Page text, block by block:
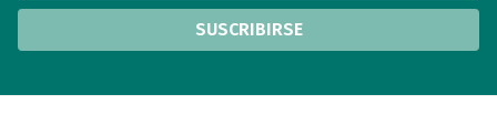
SUSCRIBIRSE